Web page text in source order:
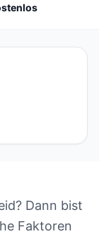
Dann bist
Faktoren